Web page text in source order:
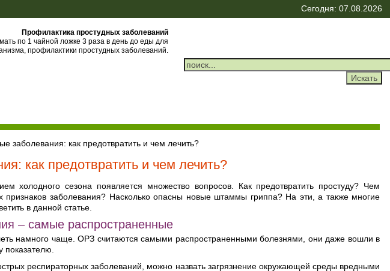
Сегодня: 07.08.2026
Профилактика простудных заболеваний
по 1 чайной ложке 3 раза в день до еды для
профилактики простудных заболеваний.
заболевания: как предотвратить и чем лечить?
как предотвратить и чем лечить?
холодного сезона появляется множество вопросов. Как предотвратить простуду? Чем
признаков заболевания? Насколько опасны новые штаммы гриппа? На эти, а также многие
в данной статье.
– самые распространенные
намного чаще. ОРЗ считаются самыми распространенными болезнями, они даже вошли в
показателю.
респираторных заболеваний, можно назвать загрязнение окружающей среды вредными